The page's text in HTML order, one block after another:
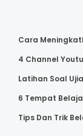
Cara
4 Channel
Latihan Soal
6 Tempat
Tips Dan Trik